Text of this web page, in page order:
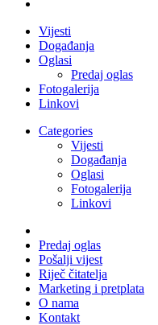
Vijesti
Događanja
Oglasi
Predaj oglas
Fotogalerija
Linkovi
Categories
Vijesti
Događanja
Oglasi
Fotogalerija
Linkovi
Predaj oglas
Pošalji vijest
Riječ čitatelja
Marketing i pretplata
O nama
Kontakt